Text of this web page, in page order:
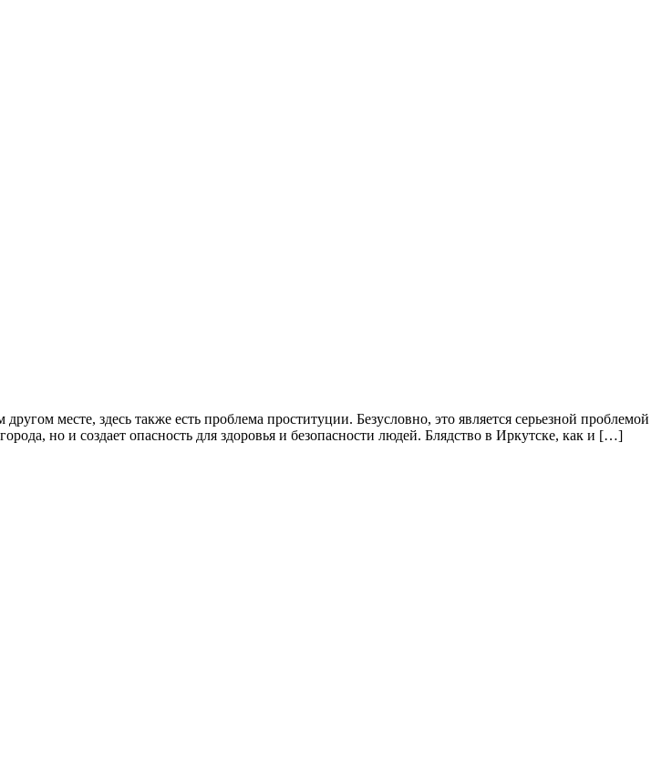
месте, здесь также есть проблема проституции. Безусловно, это является серьезной проблемой
но и создает опасность для здоровья и безопасности людей. Блядство в Иркутске, как и […]